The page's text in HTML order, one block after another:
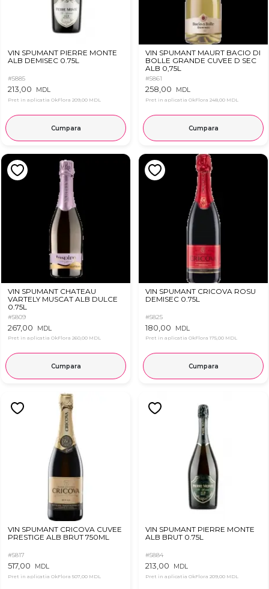
VIN SPUMANT PIERRE MONTE
ALB DEMISEC 0.75L
#5885
213,00 MDL
Pret in aplicatia OkFlora 209,00 MDL
Cumpara
VIN SPUMANT MAURT BACIO DI
BOLLE GRANDE CUVEE D SEC
ALB 0,75L
#5861
258,00 MDL
Pret in aplicatia OkFlora 248,00 MDL
Cumpara
VIN SPUMANT CHATEAU
VARTELY MUSCAT ALB DULCE
0.75L
#5809
267,00 MDL
Pret in aplicatia OkFlora 260,00 MDL
Cumpara
VIN SPUMANT CRICOVA ROSU
DEMISEC 0.75L
#5825
180,00 MDL
Pret in aplicatia OkFlora 175,00 MDL
Cumpara
VIN SPUMANT CRICOVA CUVEE
PRESTIGE ALB BRUT 750ML
#5817
517,00 MDL
Pret in aplicatia OkFlora 507,00 MDL
VIN SPUMANT PIERRE MONTE
ALB BRUT 0.75L
#5884
213,00 MDL
Pret in aplicatia OkFlora 209,00 MDL